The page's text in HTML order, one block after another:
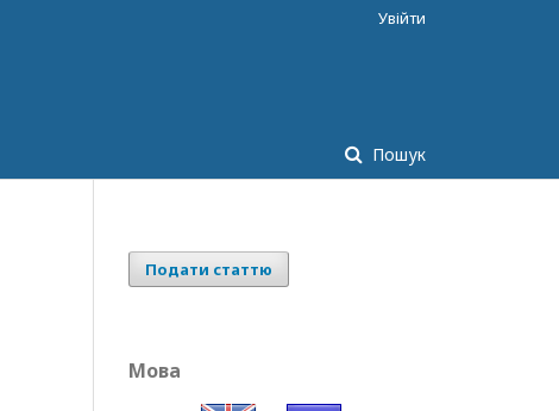
Пошук
Увійти
Подати статтю
Мова